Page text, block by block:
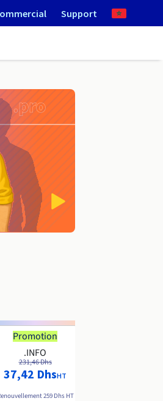
Support
Promotion
.INFO
231,46 Dhs
37,42 DhsHT
259 Dhs HT